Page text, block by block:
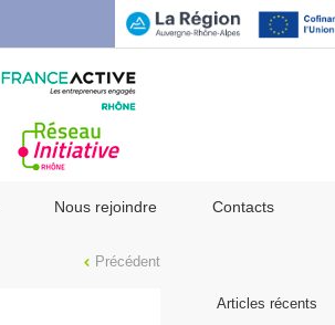
Nous rejoindre Contacts
Précédent
Articles récents